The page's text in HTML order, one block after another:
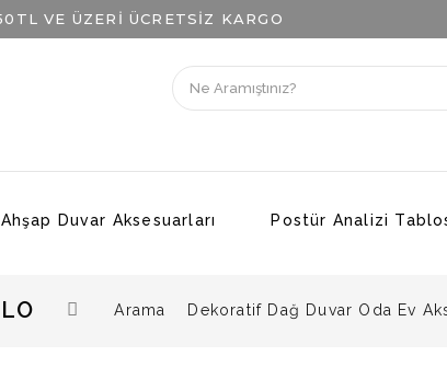
VE ÜZERİ ÜCRETSİZ KARGO
Ahşap Duvar Aksesuarları Postür Analizi
Arama Dekoratif Dağ Duvar Oda Ev